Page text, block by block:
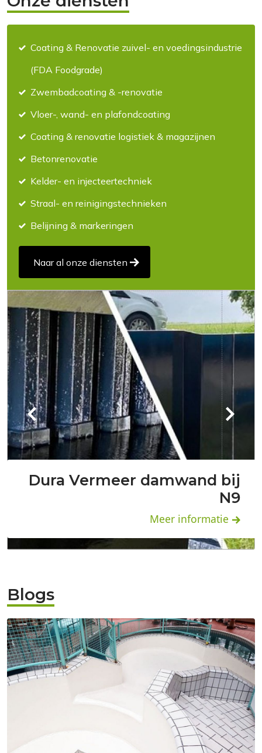
Coating & Renovatie zuivel- en voedingsindustrie
(FDA Foodgrade)
Zwembadcoating & -renovatie
Vloer-, wand- en plafondcoating
Coating & renovatie logistiek & magazijnen
Betonrenovatie
Kelder- en injecteertechniek
Straal- en reinigingstechnieken
Belijning & markeringen
Naar al onze diensten
Dura Vermeer damwand bij
N9
Meer informatie
Blogs